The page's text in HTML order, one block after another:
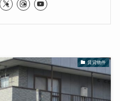
賃貸物件